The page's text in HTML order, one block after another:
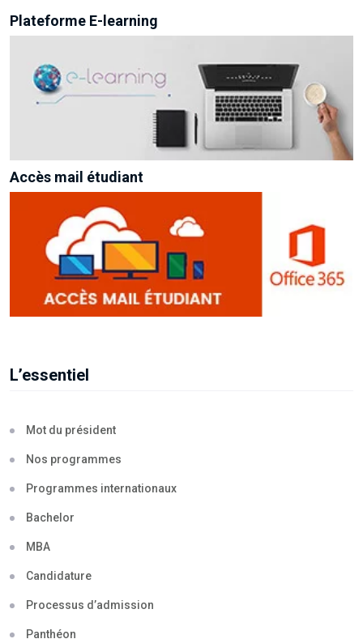
Plateforme E-learning
Accès mail étudiant
L’essentiel
Mot du président
Nos programmes
Programmes internationaux
Bachelor
MBA
Candidature
Processus d’admission
Panthéon